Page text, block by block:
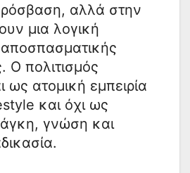
αλλά στην
μια λογική
πολιτισμός
ως ατομική εμπειρία
και όχι ως
γνώση και